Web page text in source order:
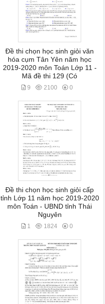
Đề thi chọn học sinh giỏi văn
hóa cụm Tân Yên năm học
2019-2020 môn Toán Lớp 11 -
Mã đề thi 129 (Có
9 2100 0
Đề thi chọn học sinh giỏi cấp
tỉnh Lớp 11 năm học 2019-2020
môn Toán - UBND tỉnh Thái
Nguyên
1 1824 0